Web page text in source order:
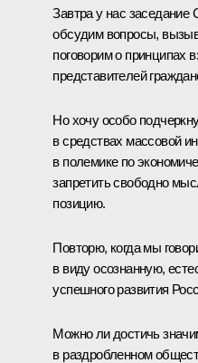
Завтра у нас заседание
обсудим вопросы,
поговорим о принципах
представителей
Но хочу особо
в средствах массовой
в полемике по
запретить свободно
позицию.
Повторю, когда мы
в виду осознанную,
успешного развития
Можно ли достичь
в раздробленном